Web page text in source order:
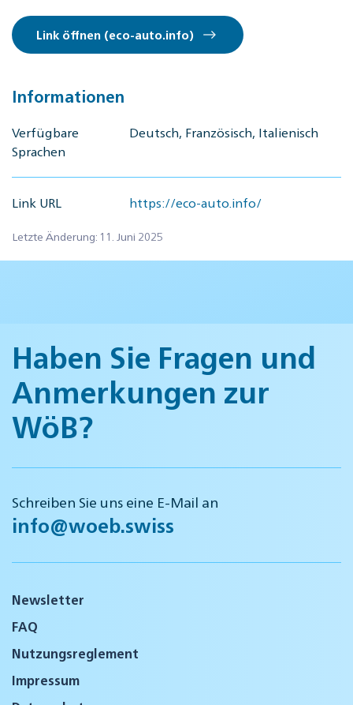
Link öffnen (eco-auto.info)
Informationen
Verfügbare
Sprachen
Deutsch, Französisch, Italienisch
Link URL https://eco-auto.info/
Letzte Änderung: 11. Juni 2025
Haben Sie Fragen und
Anmerkungen zur
WöB?
Schreiben Sie uns eine E-Mail an
info@woeb.swiss
Newsletter
FAQ
Nutzungsreglement
Impressum